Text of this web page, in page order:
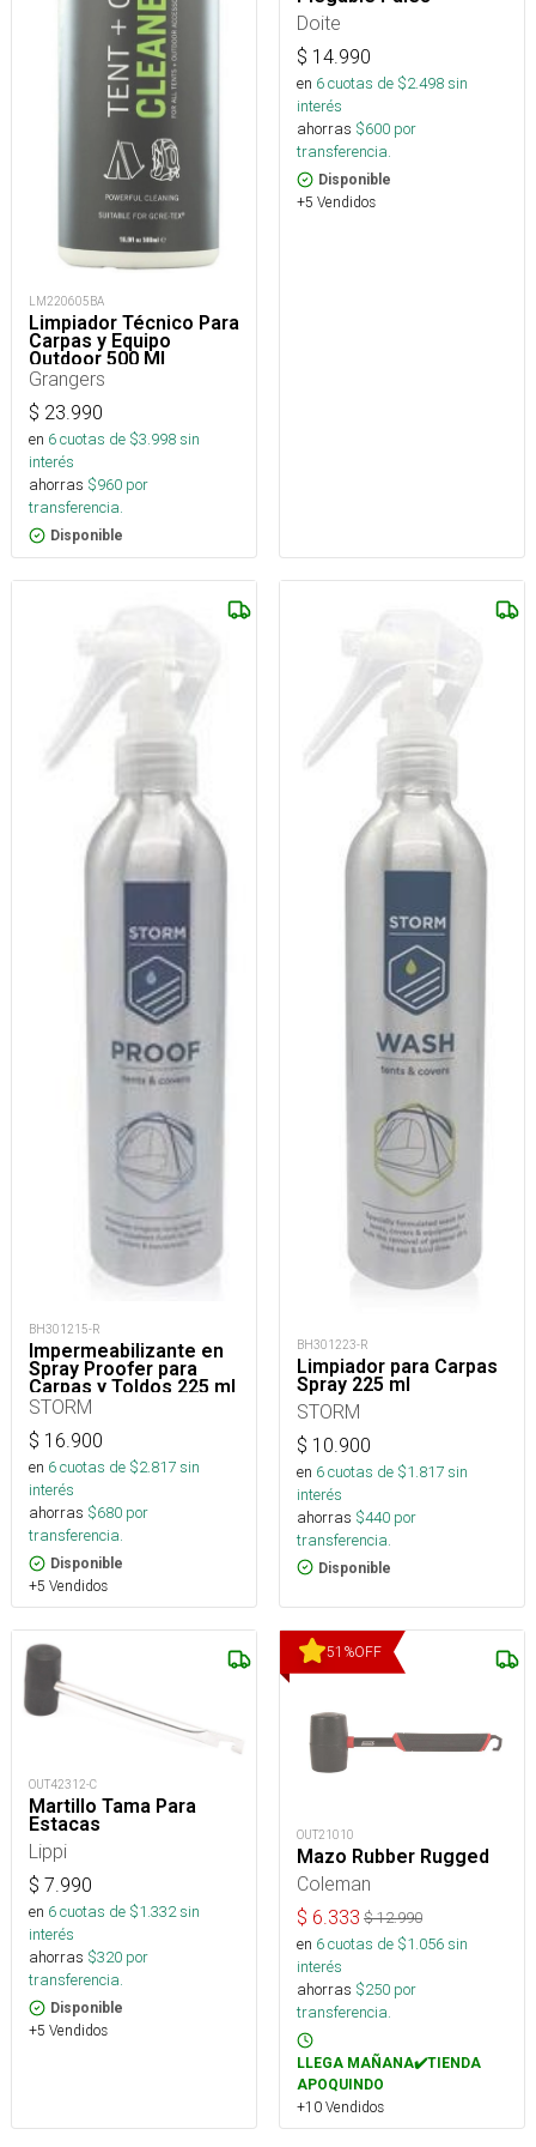
LM220605BA
Limpiador Técnico Para
Carpas y Equipo
Outdoor 500 Ml
Grangers
$ 23.990
en 6cuotas de $3.998sin
interés
ahorras $960 por
transferencia.
Disponible
Doite
$ 14.990
en 6cuotas de $2.498sin
interés
ahorras $600 por
transferencia.
Disponible
+5 Vendidos
BH301215-R
Impermeabilizante en
Spray Proofer para
Carpas y Toldos 225 ml
STORM
$ 16.900
en 6cuotas de $2.817sin
interés
ahorras $680 por
transferencia.
Disponible
+5 Vendidos
BH301223-R
Limpiador para Carpas
Spray 225 ml
STORM
$ 10.900
en 6cuotas de $1.817sin
interés
ahorras $440 por
transferencia.
Disponible
OUT42312-C
Martillo Tama Para
Estacas
Lippi
$ 7.990
en 6cuotas de $1.332sin
interés
ahorras $320 por
transferencia.
Disponible
+5 Vendidos
51 %OFF
OUT21010
Mazo Rubber Rugged
Coleman
$ 6.333 $12.990
en 6cuotas de $1.056sin
interés
ahorras $250 por
transferencia.
LLEGA MAÑANA✔️TIENDA
APOQUINDO
+10 Vendidos